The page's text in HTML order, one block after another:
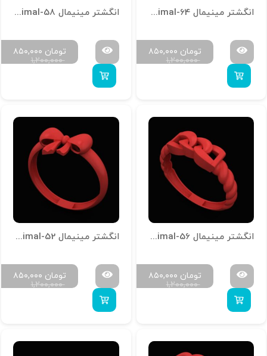
انگشتر مینیمال R-Minimal-64
۱,۲۰۰,۰۰۰
۸۵۰,۰۰۰ تومان
انگشتر مینیمال R-Minimal-58
۱,۲۰۰,۰۰۰
۸۵۰,۰۰۰ تومان
انگشتر مینیمال R-Minimal-56
۱,۲۰۰,۰۰۰
۸۵۰,۰۰۰ تومان
انگشتر مینیمال R-Minimal-52
۱,۲۰۰,۰۰۰
۸۵۰,۰۰۰ تومان